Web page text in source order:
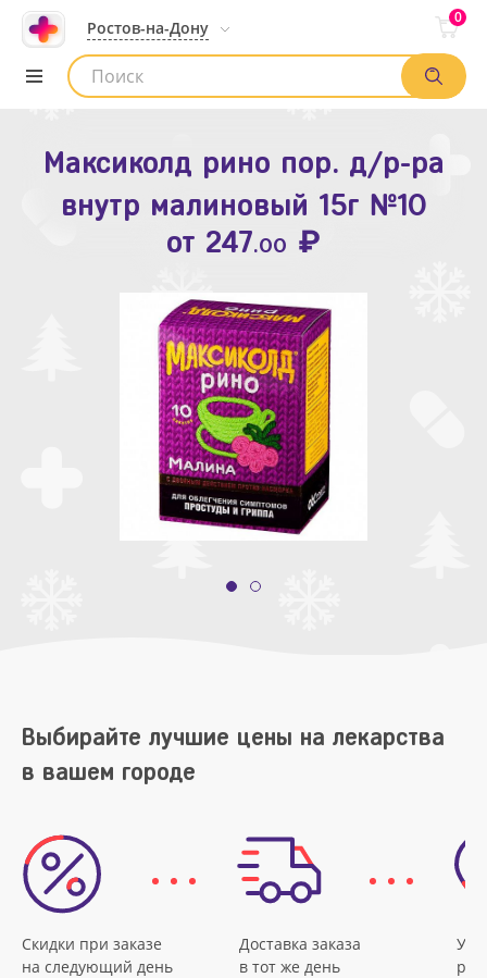
Ростов-на-Дону
0
Список аптек
Максиколд рино пор. д/р-ра
внутр малиновый 15г №10
от 247.00 ₽
Зодак таб. п.п.о. 10мг №10
от109.80 ₽
Выбирайте лучшие цены на лекарства
в вашем городе
Скидки при заказе
на следующий день
Доставка заказа
в тот же день